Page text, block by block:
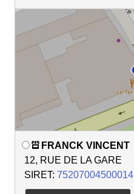
FRANCK VINCENT
12, RUE DE LA GARE
SIRET: 75207004500014